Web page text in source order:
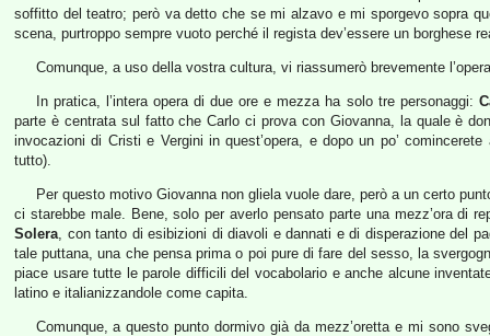
soffitto del teatro; però va detto che se mi alzavo e mi sporgevo sopra
scena, purtroppo sempre vuoto perché il regista dev’essere un borghese
Comunque, a uso della vostra cultura, vi riassumerò brevemente
In pratica, l’intera opera di due ore e mezza ha solo tre personaggi:
parte è centrata sul fatto che Carlo ci prova con Giovanna, la quale è
invocazioni di Cristi e Vergini in quest’opera, e dopo un po’
tutto).
Per questo motivo Giovanna non gliela vuole dare, però a un certo
ci starebbe male. Bene, solo per averlo pensato parte una mezz’ora di
Solera, con tanto di esibizioni di diavoli e dannati e di disperazione del
tale puttana, una che pensa prima o poi pure di fare del sesso, la
piace usare tutte le parole difficili del vocabolario e anche alcune
latino e italianizzandole come capita.
Comunque, a questo punto dormivo già da mezz’oretta e mi sono